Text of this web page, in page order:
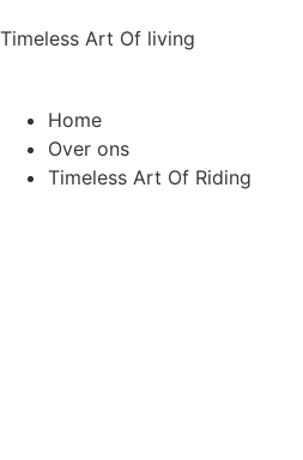
Timeless Art Of living
Home
Over ons
Timeless Art Of Riding